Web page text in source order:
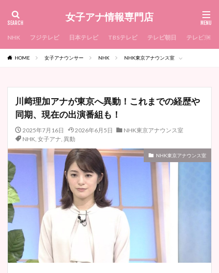
女子アナ情報専門店
NHK フジテレビ 日本テレビ TBSテレビ テレビ朝日 テレビ東京
HOME 女子アナウンサー NHK NHK東京アナウンス室
川﨑理加アナが東京へ異動！これまでの経歴や
同期、現在の出演番組も！
2025年7月16日 2026年6月5日
NHK東京アナウンス室
NHK, 女子アナ, 異動
NHK東京アナウンス室